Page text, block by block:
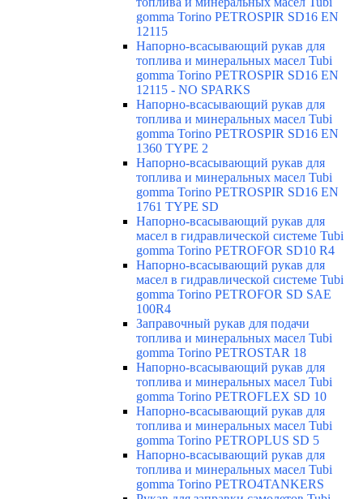
gomma Torino PETROSPIR SD16 EN
12115
Напорно-всасывающий рукав для
топлива и минеральных масел Tubi
gomma Torino PETROSPIR SD16 EN
12115 - NO SPARKS
Напорно-всасывающий рукав для
топлива и минеральных масел Tubi
gomma Torino PETROSPIR SD16 EN
1360 TYPE 2
Напорно-всасывающий рукав для
топлива и минеральных масел Tubi
gomma Torino PETROSPIR SD16 EN
1761 TYPE SD
Напорно-всасывающий рукав для
масел в гидравлической системе Tubi
gomma Torino PETROFOR SD10 R4
Напорно-всасывающий рукав для
масел в гидравлической системе Tubi
gomma Torino PETROFOR SD SAE
100R4
Заправочный рукав для подачи
топлива и минеральных масел Tubi
gomma Torino PETROSTAR 18
Напорно-всасывающий рукав для
топлива и минеральных масел Tubi
gomma Torino PETROFLEX SD 10
Напорно-всасывающий рукав для
топлива и минеральных масел Tubi
gomma Torino PETROPLUS SD 5
Напорно-всасывающий рукав для
топлива и минеральных масел Tubi
gomma Torino PETRO4TANKERS